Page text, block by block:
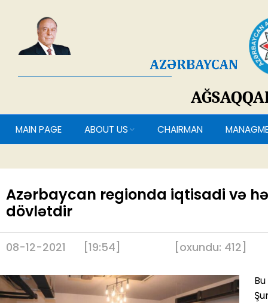
MAIN PAGE ABOUT US CHAIRMAN
Azərbaycan regionda iqtisadi və
dövlətdir
08-12-2021 [19:54] [oxundu: 412]